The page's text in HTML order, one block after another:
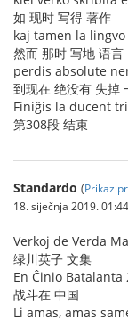
如 现时 写得 著作
kaj tamen la
然而 那时 写地 语言
perdis absolute
到现在 绝没有 失掉
Finiĝis la ducent
第308段 结束
Standardo (Prikaz
18. siječnja 2019.
Verkoj de Verda
绿川英子 文集
En Ĉinio Batalanta
战斗在 中国
Li amas, amas